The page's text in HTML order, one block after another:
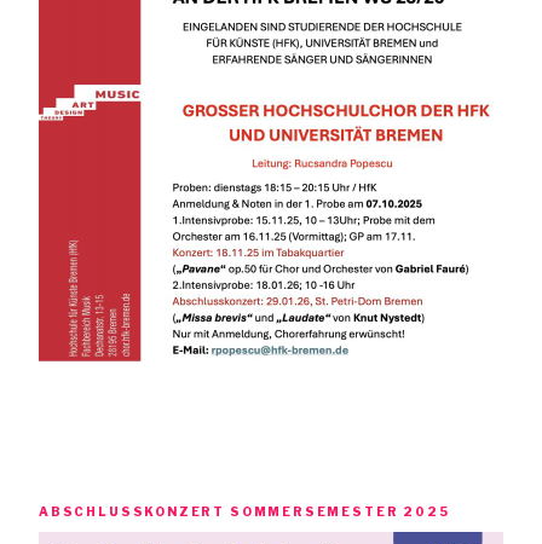
ABSCHLUSSKONZERT SOMMERSEMESTER 2025